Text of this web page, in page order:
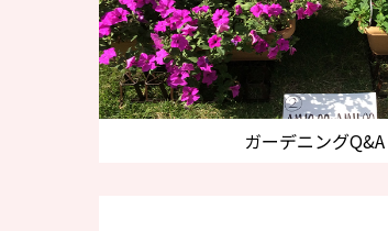
ガーデニングQ&A